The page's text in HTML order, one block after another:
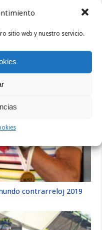
sitio web y nuestro servicio.
2020 se va a Mallorca
contrarreloj 2019